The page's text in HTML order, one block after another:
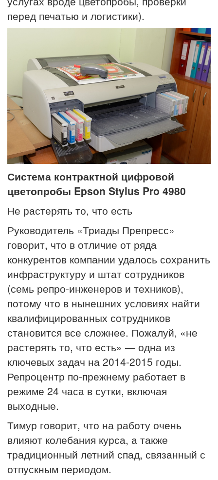
перед печатью и логистики).
Система контрактной цифровой
цветопробы Epson Stylus Pro 4980
Не растерять то, что есть
Руководитель «Триады Препресс»
говорит, что в отличие от ряда
конкурентов компании удалось сохранить
инфраструктуру и штат сотрудников
(семь репро-инженеров и техников),
потому что в нынешних условиях найти
квалифицированных сотрудников
становится все сложнее. Пожалуй, «не
растерять то, что есть» — одна из
ключевых задач на 2014-2015 годы.
Репроцентр по-прежнему работает в
режиме 24 часа в сутки, включая
выходные.
Тимур говорит, что на работу очень
влияют колебания курса, а также
традиционный летний спад, связанный с
отпускным периодом.